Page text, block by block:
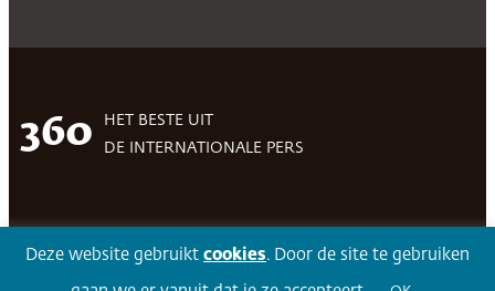
360
HET BESTE UIT
DE INTERNATIONALE PERS
Volg 360Facebook LinkedIn Twitter
Deze website gebruikt cookies. Door de site te gebruiken